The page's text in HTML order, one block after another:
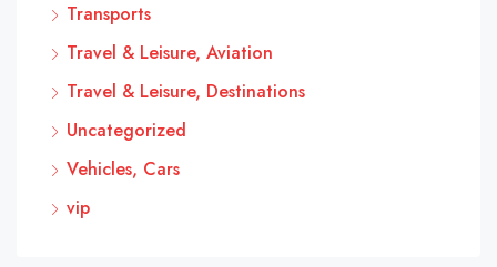
Transports
Travel & Leisure, Aviation
Travel & Leisure, Destinations
Uncategorized
Vehicles, Cars
vip